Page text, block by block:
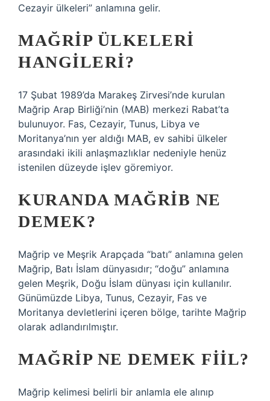
Cezayir ülkeleri” anlamına gelir.
MAĞRIP ÜLKELERI
HANGILERI?
17 Şubat 1989’da Marakeş Zirvesi’nde kurulan
Mağrip Arap Birliği’nin (MAB) merkezi Rabat’ta
bulunuyor. Fas, Cezayir, Tunus, Libya ve
Moritanya’nın yer aldığı MAB, ev sahibi ülkeler
arasındaki ikili anlaşmazlıklar nedeniyle henüz
istenilen düzeyde işlev göremiyor.
KURANDA MAĞRIB NE
DEMEK?
Mağrip ve Meşrik Arapçada “batı” anlamına gelen
Mağrip, Batı İslam dünyasıdır; “doğu” anlamına
gelen Meşrik, Doğu İslam dünyası için kullanılır.
Günümüzde Libya, Tunus, Cezayir, Fas ve
Moritanya devletlerini içeren bölge, tarihte Mağrip
olarak adlandırılmıştır.
MAĞRIP NE DEMEK FIIL?
Mağrip kelimesi belirli bir anlamla ele alınıp